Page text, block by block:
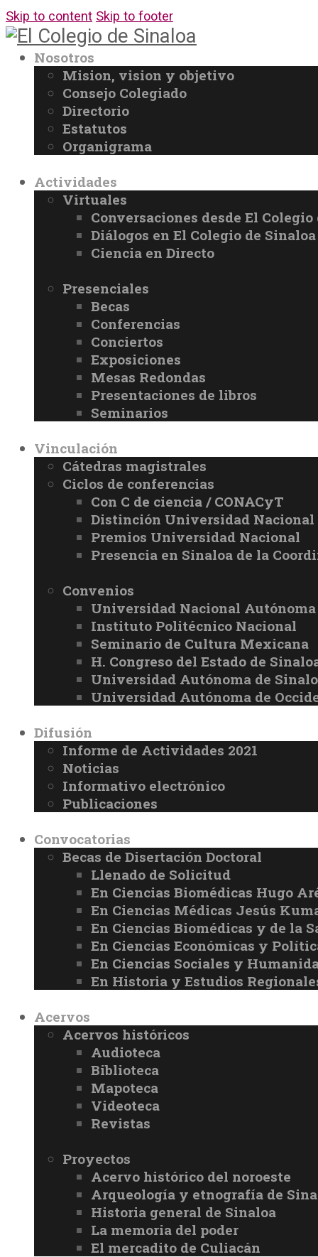
Skip to content Skip to footer
Nosotros
Mision, vision y objetivo
Consejo Colegiado
Directorio
Estatutos
Organigrama
Actividades
Virtuales
Conversaciones desde El
Diálogos en El Colegio de Sinaloa
Ciencia en Directo
Presenciales
Becas
Conferencias
Conciertos
Exposiciones
Mesas Redondas
Presentaciones de libros
Seminarios
Vinculación
Cátedras magistrales
Ciclos de conferencias
Con C de ciencia / CONACyT
Distinción Universidad Nacional
Premios Universidad Nacional
Presencia en Sinaloa de la
Convenios
Universidad Nacional
Instituto Politécnico Nacional
Seminario de Cultura Mexicana
H. Congreso del Estado de
Universidad Autónoma de
Universidad Autónoma de
Difusión
Informe de Actividades 2021
Noticias
Informativo electrónico
Publicaciones
Convocatorias
Becas de Disertación Doctoral
Llenado de Solicitud
En Ciencias Biomédicas Hugo
En Ciencias Médicas Jesús
En Ciencias Biomédicas y de la
En Ciencias Económicas y
En Ciencias Sociales y
En Historia y Estudios
Acervos
Acervos históricos
Audioteca
Biblioteca
Mapoteca
Videoteca
Revistas
Proyectos
Acervo histórico del noroeste
Arqueología y etnografía de
Historia general de Sinaloa
La memoria del poder
El mercadito de Culiacán